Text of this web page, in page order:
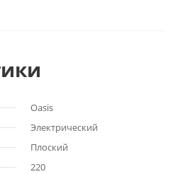
Oasis
Электрический
Плоский
220